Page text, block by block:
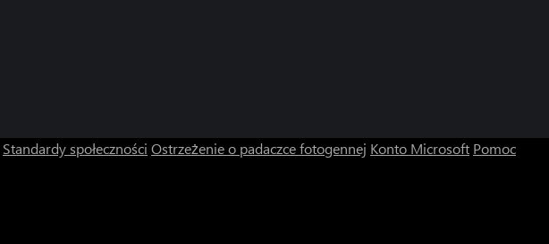
Standardy społeczności Ostrzeżenie o padaczce fotogennej Konto Microsoft Pomoc